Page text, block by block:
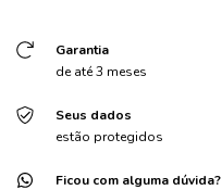
Garantia
de até 3 meses
Seus dados
estão protegidos
Ficou com alguma dúvida?